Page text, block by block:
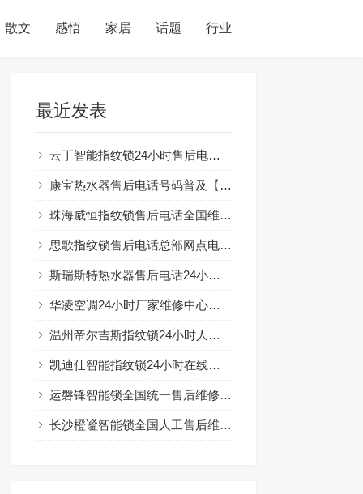
散文 感悟 家居 话题 行业
最近发表
云丁智能指纹锁24小时售后电话人工400客服电话
康宝热水器售后电话号码普及【燃气热水器水气双调：节能环保新选择】
珠海威恒指纹锁售后电话全国维修网点及电话号码查询
思歌指纹锁售后电话总部网点电话查询
斯瑞斯特热水器售后电话24小时解释☞房东装热水器可以吗？注意事项一览
华凌空调24小时厂家维修中心服务总部
温州帝尔吉斯指纹锁24小时人工服务热线电话全国
凯迪仕智能指纹锁24小时在线咨询热线
运磐锋智能锁全国统一售后维修24小时预约
长沙橙谧智能锁全国人工售后维修电话24小时服务